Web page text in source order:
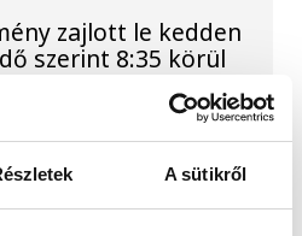
A sütikről
zajlott le kedden
szerint 8:35 körül
csapódott a SpaceX
felső
a Földről
nem lehetett látni, a
távcsövekkel